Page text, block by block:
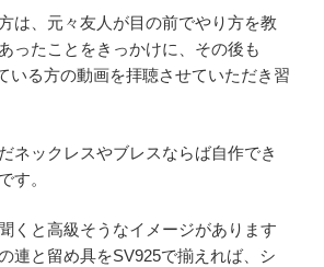
は、元々友人が目の前でやり方を教
ったことをきっかけに、その後も
いる方の動画を拝聴させていただき習
ネックレスやブレスならば自作でき
す。
くと高級そうなイメージがあります
連と留め具をSV925で揃えれば、シ